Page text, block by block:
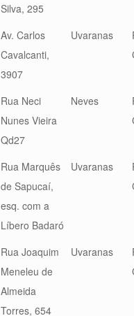
Silva, 295
Av. Carlos
Cavalcanti,
3907
Uvaranas
Rua Neci
Nunes Vieira
Qd27
Neves
Rua Marquês
de Sapucaí,
esq. com a
Líbero Badaró
Uvaranas
Rua Joaquim
Meneleu de
Almeida
Torres, 654
Uvaranas